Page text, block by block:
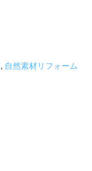
, 自然素材リフォーム